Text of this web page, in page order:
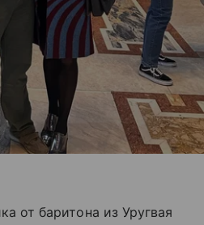
от баритона из Уругвая